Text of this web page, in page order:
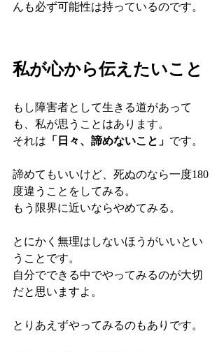
んも必ず可能性は持っているのです。
私が心から伝えたいこと
もし障害者として生きる道があって
も、私が思うことはあります。
それは 「日々、諦めないこと」 です。
諦めてもいいけど、死ぬのなら一度180
度違うことをしてみる。
もう限界に近いならやめてみる。
とにかく無理はしないほうがいいとい
うことです。
自分でできる中でやってみるのが大切
だと思いますよ。
とりあえずやってみるのもありです。